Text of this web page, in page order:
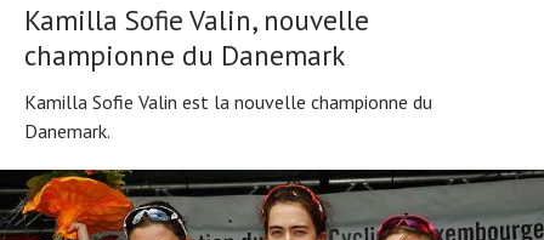
Kamilla Sofie Valin, nouvelle
championne du Danemark
Kamilla Sofie Valin est la nouvelle championne du
Danemark.
Actualités
Technologies
Tests de produits
Conseils
Tous nos articles
À propos